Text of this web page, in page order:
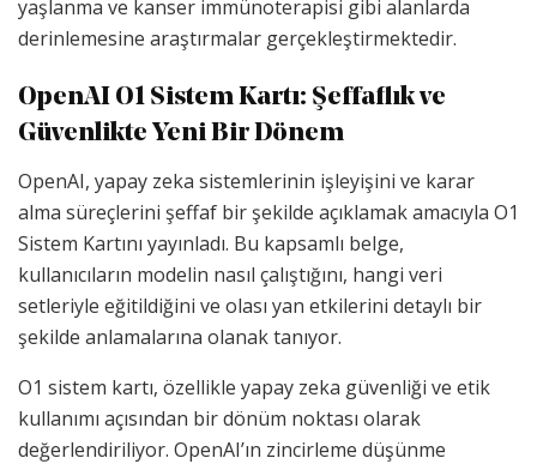
yaşlanma ve kanser immünoterapisi gibi alanlarda
derinlemesine araştırmalar gerçekleştirmektedir.
OpenAI O1 Sistem Kartı: Şeffaflık ve
Güvenlikte Yeni Bir Dönem
OpenAI, yapay zeka sistemlerinin işleyişini ve karar
alma süreçlerini şeffaf bir şekilde açıklamak amacıyla O1
Sistem Kartını yayınladı. Bu kapsamlı belge,
kullanıcıların modelin nasıl çalıştığını, hangi veri
setleriyle eğitildiğini ve olası yan etkilerini detaylı bir
şekilde anlamalarına olanak tanıyor.
O1 sistem kartı, özellikle yapay zeka güvenliği ve etik
kullanımı açısından bir dönüm noktası olarak
değerlendiriliyor. OpenAI’ın zincirleme düşünme